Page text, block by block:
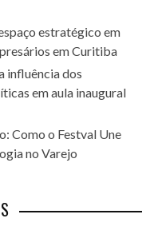
estratégico em
em Curitiba
influência dos
em aula inaugural
Como o Festval Une
no Varejo